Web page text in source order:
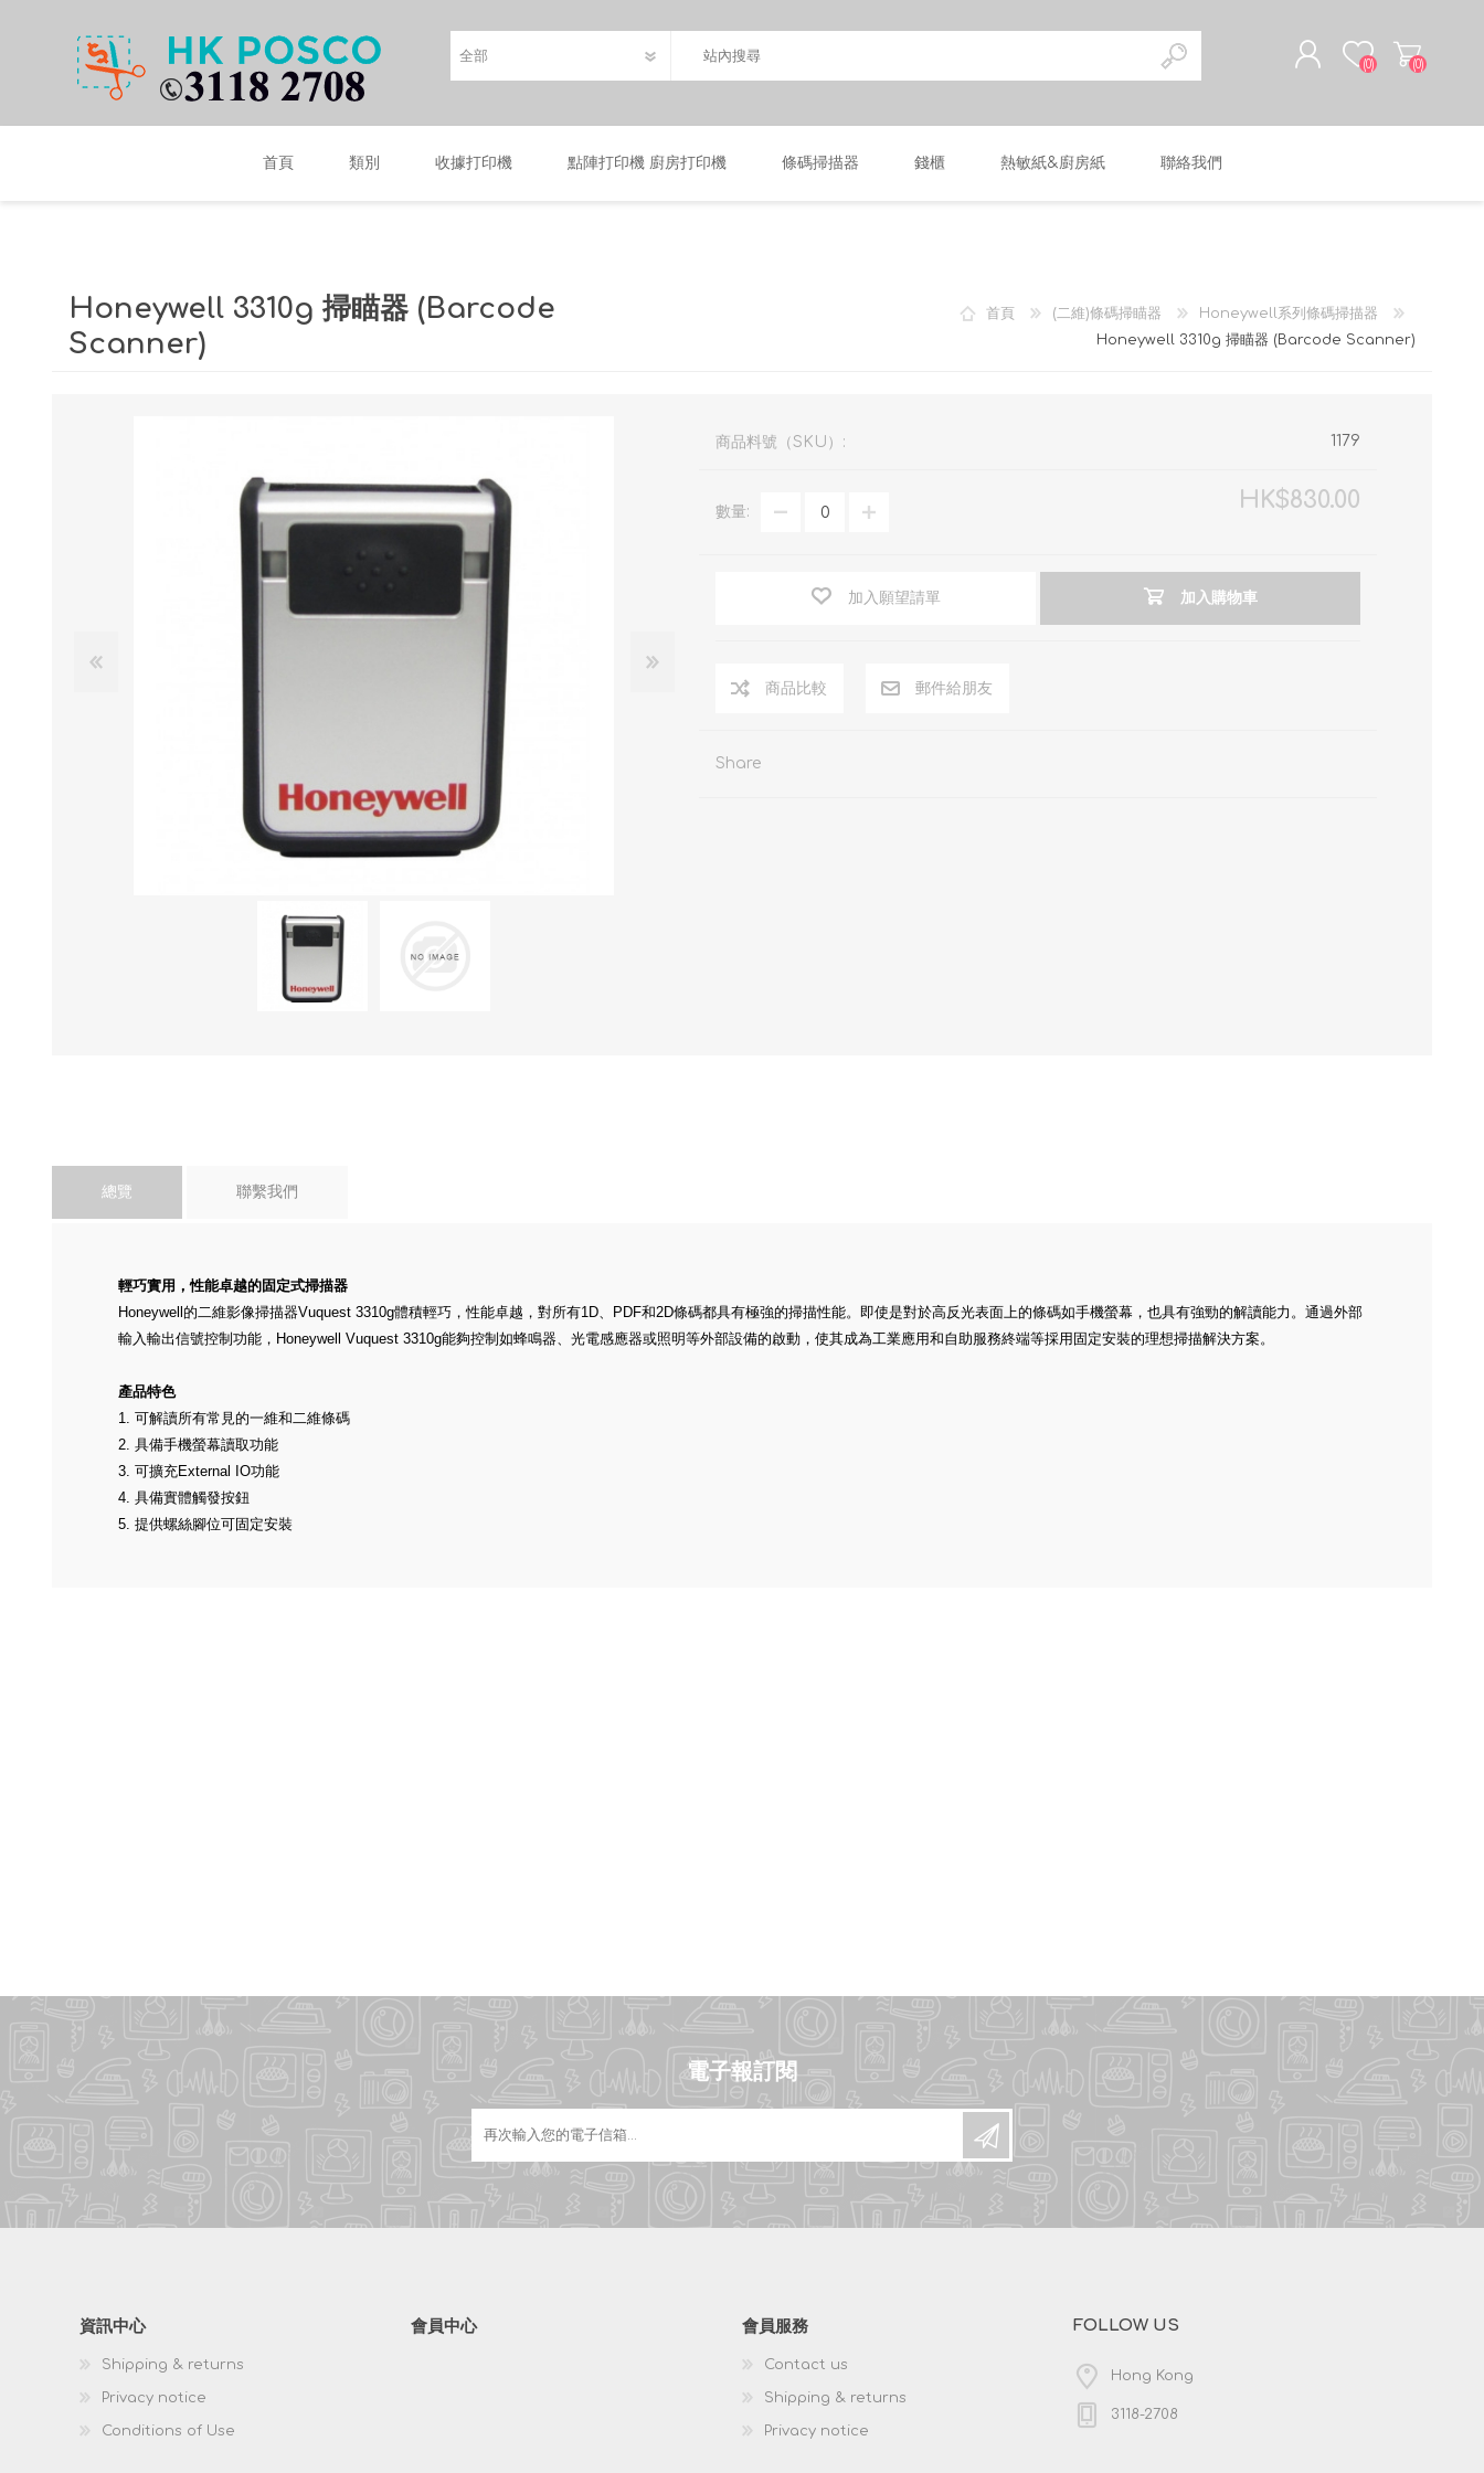
(0) (0)
首頁 類別 收據打印機 點陣打印機 廚房打印機 條碼掃描器 錢櫃 熱敏紙&廚房紙 聯絡我們
首頁 (二維)條碼掃瞄器
Honeywell系列條碼掃描器
Honeywell 3310g 掃瞄器 (Barcode Scanner)
Honeywell 3310g 掃瞄器 (Barcode
Scanner)
商品料號（SKU）: 1179
HK$830.00
數量:
加入願望請單 加入購物車
商品比較 郵件給朋友
Share
總覽 聯繫我們
輕巧實用，性能卓越的固定式掃描器
Honeywell的二維影像掃描器Vuquest 3310g體積輕巧，性能卓越，對所有1D、PDF和2D條碼都具有極強的掃描性能。即使是對於高反光表面上的條碼如手機螢幕，也具有強勁的解讀能力。通過外部
輸入輸出信號控制功能，Honeywell Vuquest 3310g能夠控制如蜂鳴器、光電感應器或照明等外部設備的啟動，使其成為工業應用和自助服務終端等採用固定安裝的理想掃描解決方案。
產品特色
1. 可解讀所有常見的一維和二維條碼
2. 具備手機螢幕讀取功能
3. 可擴充External IO功能
4. 具備實體觸發按鈕
5. 提供螺絲腳位可固定安裝
電子報訂閱
資訊中心
Shipping & returns
Privacy notice
Conditions of Use
會員中心 會員服務
Contact us
Shipping & returns
Privacy notice
FOLLOW US
Hong Kong
3118-2708